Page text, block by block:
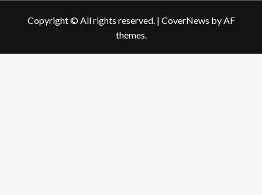
Copyright © All rights reserved. | CoverNews by AF
themes.